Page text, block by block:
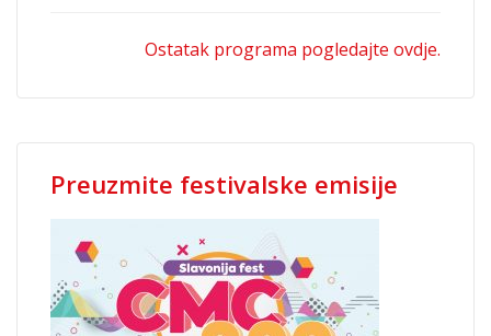
Ostatak programa pogledajte ovdje.
Preuzmite festivalske emisije